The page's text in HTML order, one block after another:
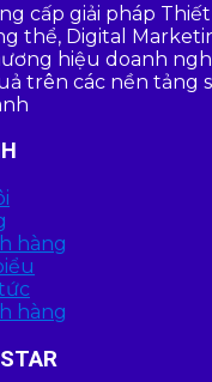
cấp giải pháp
thể, Digital
hiệu doanh
trên các nền tảng
hàng
hàng